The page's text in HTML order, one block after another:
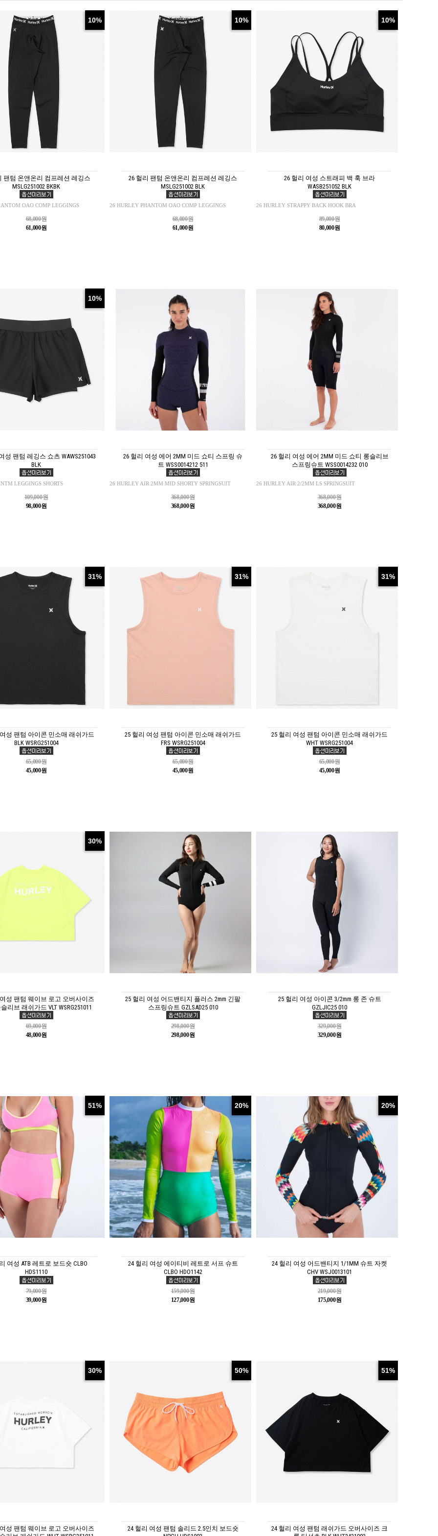
10%
팬텀 온앤온리 컴프레션 레깅스
MSLG251002 BKBK
OAO COMP LEGGINGS
68,000원
61,000원
10%
26 헐리 팬텀 온앤온리 컴프레션 레깅스
MSLG251002 BLK
26 HURLEY PHANTOM OAO COMP LEGGINGS
68,000원
61,000원
10%
26 헐리 여성 스트래피 백 훅 브라
WASB251052 BLK
26 HURLEY STRAPPY BACK HOOK BRA
89,000원
80,000원
10%
성 팬텀 레깅스 쇼츠 WAWS251043
BLK
LEGGINGS SHORTS
109,000원
98,000원
26 헐리 여성 에어 2MM 미드 쇼티 스프링 슈
트 WSS0014212 511
26 HURLEY AIR 2MM MID SHORTY SPRINGSUIT
368,000원
368,000원
26 헐리 여성 에어 2MM 미드 쇼티 롱슬리브
스프링슈트 WSS0014232 010
26 HURLEY AIR 2/2MM LS SPRINGSUIT
368,000원
368,000원
31%
성 팬텀 아이콘 민소매 래쉬가드
BLK WSRG251004
65,000원
45,000원
31%
25 헐리 여성 팬텀 아이콘 민소매 래쉬가드
FRS WSRG251004
65,000원
45,000원
31%
25 헐리 여성 팬텀 아이콘 민소매 래쉬가드
WHT WSRG251004
65,000원
45,000원
30%
성 팬텀 웨이브 로고 오버사이즈
리브 래쉬가드 VLT WSRG251011
69,000원
48,000원
25 헐리 여성 어드밴티지 플러스 2mm 긴팔
스프링슈트 GZLSAD25 010
298,000원
298,000원
25 헐리 여성 아이콘 3/2mm 롱 존 슈트
GZLJIC25 010
329,000원
329,000원
51%
여성 ATB 레트로 보드숏 CLBO
HDS1110
79,000원
39,000원
20%
24 헐리 여성 에이티비 레트로 서프 슈트
CLBO HDO1142
159,000원
127,000원
20%
24 헐리 여성 어드밴티지 1/1MM 슈트 자켓
CHV WSJ0013101
219,000원
175,000원
30%
성 팬텀 웨이브 로고 오버사이즈
50%
24 헐리 여성 팬텀 솔리드 2.5인치 보드숏
51%
24 헐리 여성 팬텀 래쉬가드 오버사이즈 크